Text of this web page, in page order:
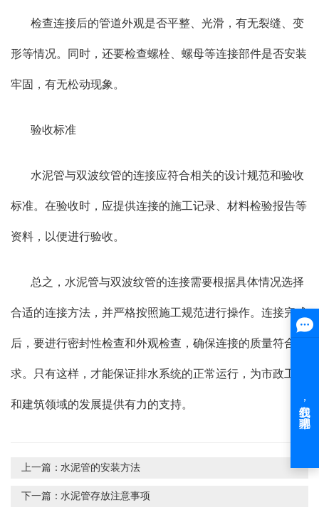
检查连接后的管道外观是否平整、光滑，有无裂缝、变
形等情况。同时，还要检查螺栓、螺母等连接部件是否安装
牢固，有无松动现象。
验收标准
水泥管与双波纹管的连接应符合相关的设计规范和验收
标准。在验收时，应提供连接的施工记录、材料检验报告等
资料，以便进行验收。
总之，水泥管与双波纹管的连接需要根据具体情况选择
合适的连接方法，并严格按照施工规范进行操作。连接完成
后，要进行密封性检查和外观检查，确保连接的质量符合要
求。只有这样，才能保证排水系统的正常运行，为市政工程
和建筑领域的发展提供有力的支持。
上一篇：水泥管的安装方法
下一篇：水泥管存放注意事项